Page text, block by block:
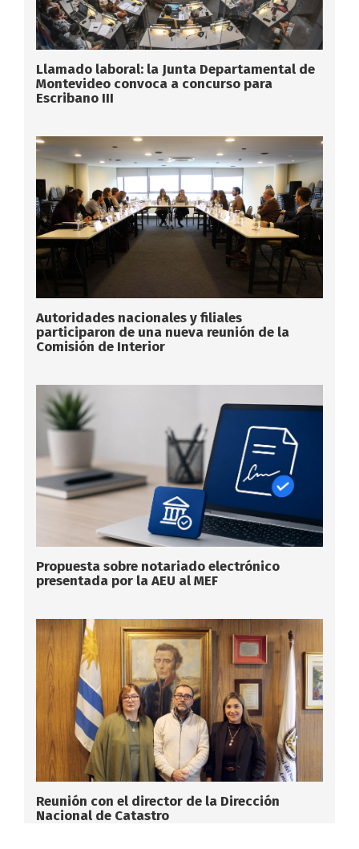
Llamado laboral: la Junta Departamental de
Montevideo convoca a concurso para
Escribano III
Autoridades nacionales y filiales
participaron de una nueva reunión de la
Comisión de Interior
Propuesta sobre notariado electrónico
presentada por la AEU al MEF
Reunión con el director de la Dirección
Nacional de Catastro